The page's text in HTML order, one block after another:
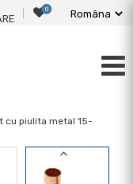
0
cu piulita metal 15-